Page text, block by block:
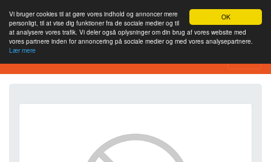
OK
Vi bruger cookies til at gøre vores indhold og annoncer mere
personligt, til at vise dig funktioner fra de sociale medier og til
at analysere vores trafik. Vi deler også oplysninger om din brug af vores website med
vores partnere inden for annoncering på sociale medier og med vores analysepartnere.
Lær mere
SEO Analytics